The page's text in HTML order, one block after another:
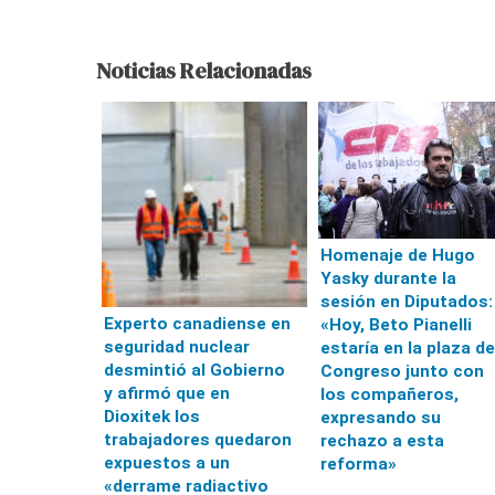
Noticias Relacionadas
Experto canadiense en
seguridad nuclear
desmintió al Gobierno
y afirmó que en
Dioxitek los
trabajadores quedaron
expuestos a un
«derrame radiactivo
Homenaje de Hugo
Yasky durante la
sesión en Diputados:
«Hoy, Beto Pianelli
estaría en la plaza
Congreso junto con
los compañeros,
expresando su
rechazo a esta
reforma»